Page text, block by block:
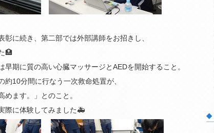
彰に続き、第二部では外部講師をお招きし、
🏥
早期に質の高い心臓マッサージとAEDを開始すること。
約10分間に行なう一次救命処置が、
めます。」とのこと。
際に体験してみました🚑